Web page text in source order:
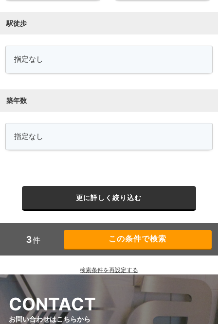
駅徒歩
築年数
更に詳しく絞り込む
3件
検索条件を再設定する
CONTACT
お問い合わせはこちらから